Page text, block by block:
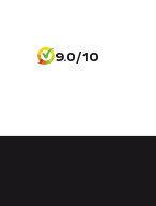
9.0/10